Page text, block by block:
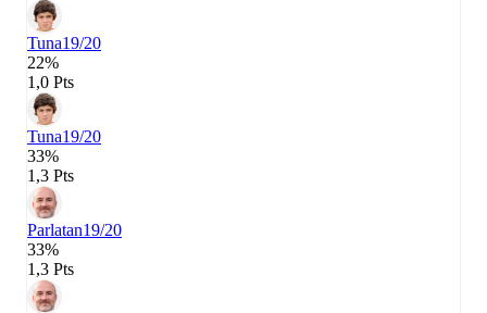
Tuna19/20
22%
1,0 Pts
Tuna19/20
33%
1,3 Pts
Parlatan19/20
33%
1,3 Pts